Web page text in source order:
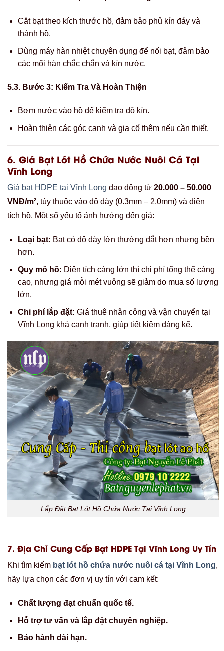
Cắt bạt theo kích thước hồ, đảm bảo phủ kín đáy và
thành hồ.
Dùng máy hàn nhiệt chuyên dụng để nối bạt, đảm bảo
các mối hàn chắc chắn và kín nước.
5.3. Bước 3: Kiểm Tra Và Hoàn Thiện
Bơm nước vào hồ để kiểm tra độ kín.
Hoàn thiện các góc cạnh và gia cố thêm nếu cần thiết.
6. Giá Bạt Lót Hồ Chứa Nước Nuôi Cá Tại
Vĩnh Long
Giá bạt HDPE tại Vĩnh Long dao động từ 20.000 – 50.000
VNĐ/m², tùy thuộc vào độ dày (0.3mm – 2.0mm) và diện
tích hồ. Một số yếu tố ảnh hưởng đến giá:
Loại bạt: Bạt có độ dày lớn thường đắt hơn nhưng bền
hơn.
Quy mô hồ: Diện tích càng lớn thì chi phí tổng thể càng
cao, nhưng giá mỗi mét vuông sẽ giảm do mua số lượng
lớn.
Chi phí lắp đặt: Giá thuê nhân công và vận chuyển tại
Vĩnh Long khá cạnh tranh, giúp tiết kiệm đáng kể.
Lắp Đặt Bạt Lót Hồ Chứa Nước Tại Vĩnh Long
7. Địa Chỉ Cung Cấp Bạt HDPE Tại Vĩnh Long Uy Tín
Khi tìm kiếm bạt lót hồ chứa nước nuôi cá tại Vĩnh Long,
hãy lựa chọn các đơn vị uy tín với cam kết:
Chất lượng đạt chuẩn quốc tế.
Hỗ trợ tư vấn và lắp đặt chuyên nghiệp.
Bảo hành dài hạn.